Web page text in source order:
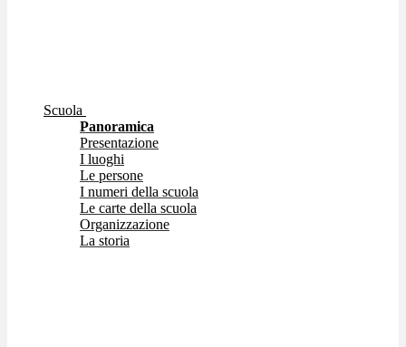
Scuola
Panoramica
Presentazione
I luoghi
Le persone
I numeri della scuola
Le carte della scuola
Organizzazione
La storia